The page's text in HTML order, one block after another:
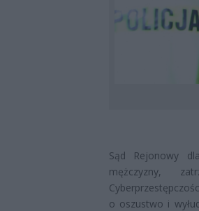
Sąd Rejonowy
mężczyzny,
o oszustwo i